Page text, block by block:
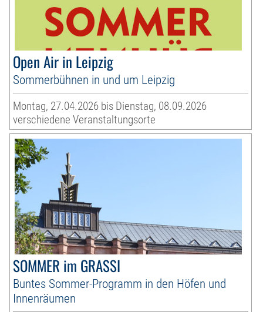
Open Air in Leipzig
Sommerbühnen in und um Leipzig
Montag, 27.04.2026 bis Dienstag, 08.09.2026
verschiedene Veranstaltungsorte
SOMMER im GRASSI
Buntes Sommer-Programm in den Höfen und
Innenräumen